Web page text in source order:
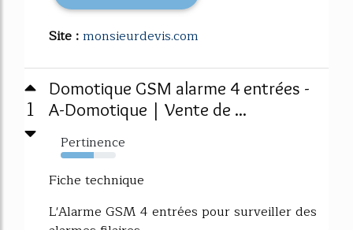
Site :monsieurdevis.com
1
Domotique GSM alarme 4 entrées -
A-Domotique | Vente de ...
Pertinence
60%
Fiche technique
L'Alarme GSM 4 entrées pour surveiller des